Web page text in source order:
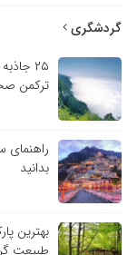
گردشگری
۲۵
ترکمن
راهنمای
بدانید
بهترین
طبیعت